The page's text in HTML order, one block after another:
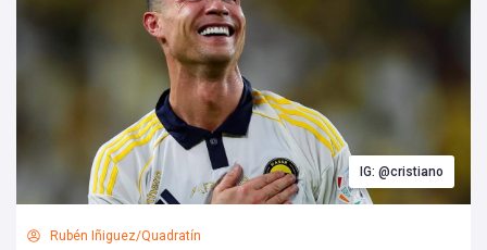
IG: @cristiano
Rubén Iñiguez/Quadratín